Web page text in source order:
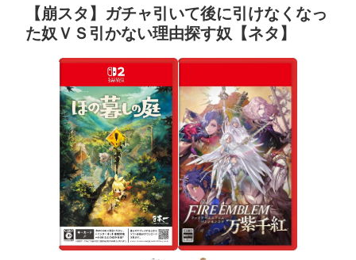
【崩スタ】ガチャ引いて後に引けなくなっ
た奴ＶＳ引かない理由探す奴【ネタ】